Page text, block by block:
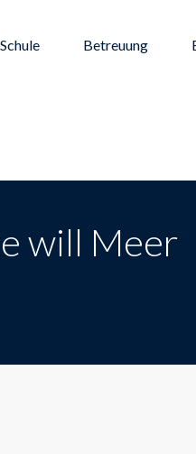
Schule Betreuung
will Meer